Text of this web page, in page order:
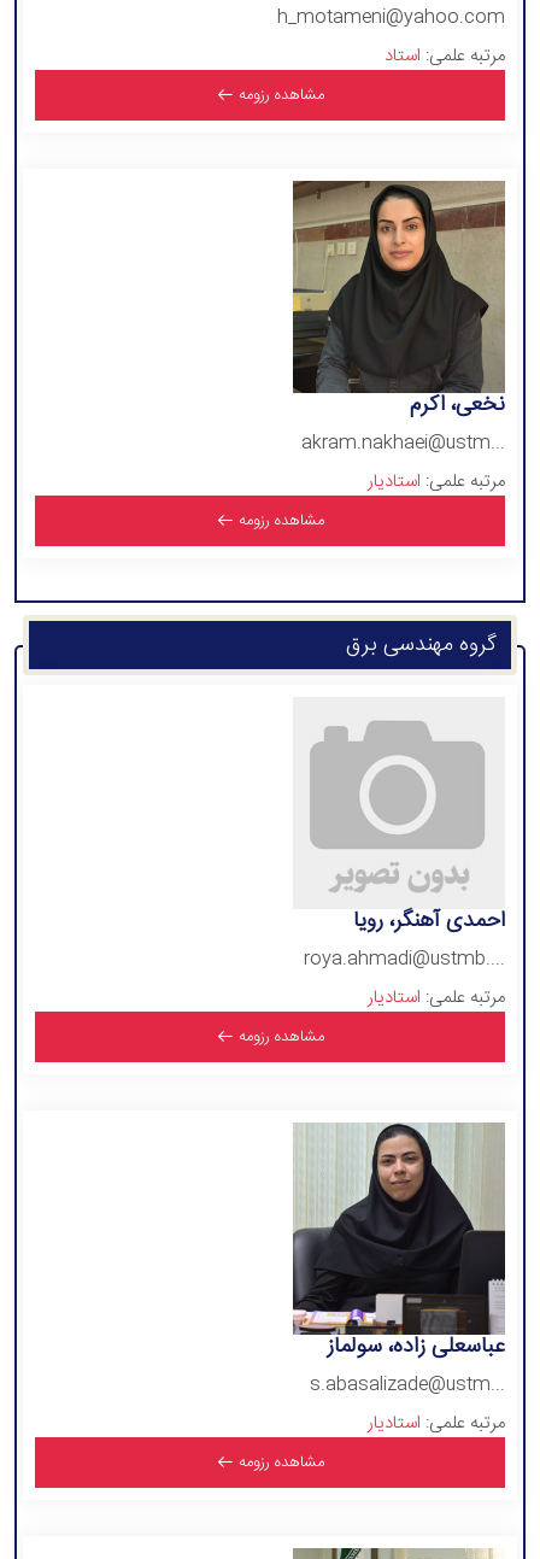
h_motameni@yahoo.com
مرتبه علمی: استاد
مشاهده رزومه
نخعی، اکرم
akram.nakhaei@ustm...
مرتبه علمی: استادیار
مشاهده رزومه
گروه مهندسی برق
احمدی آهنگر، رویا
roya.ahmadi@ustmb....
مرتبه علمی: استادیار
مشاهده رزومه
عباسعلی زاده، سولماز
s.abasalizade@ustm...
مرتبه علمی: استادیار
مشاهده رزومه